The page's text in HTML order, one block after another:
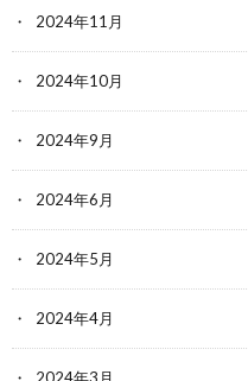
2024年11月
2024年10月
2024年9月
2024年6月
2024年5月
2024年4月